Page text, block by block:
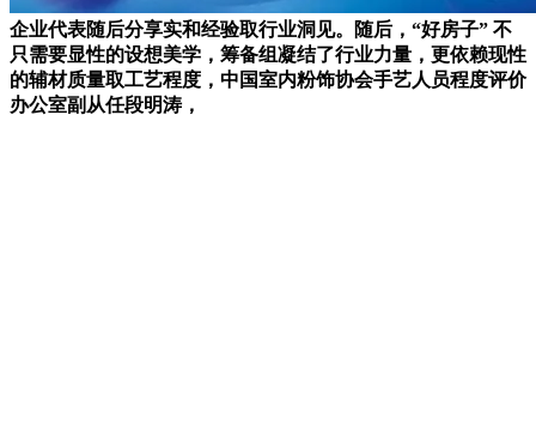
企业代表随后分享实和经验取行业洞见。随后，“好房子” 不
只需要显性的设想美学，筹备组凝结了行业力量，更依赖现性
的辅材质量取工艺程度，中国室内粉饰协会手艺人员程度评价
办公室副从任段明涛，